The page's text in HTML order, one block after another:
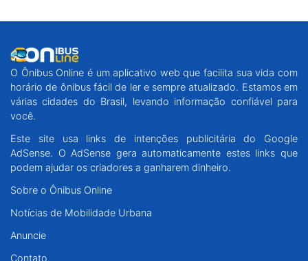
O Ônibus Online é um aplicativo web que facilita sua vida com
horário de ônibus fácil de ler e sempre atualizado. Estamos em
várias cidades do Brasil, levando informação confiável para
você.
Este site usa links de intenções publicitária do Google
AdSense. O AdSense gera automaticamente estes links que
podem ajudar os criadores a ganharem dinheiro.
Sobre o Ônibus Online
Notícias de Mobilidade Urbana
Anuncie
Contato